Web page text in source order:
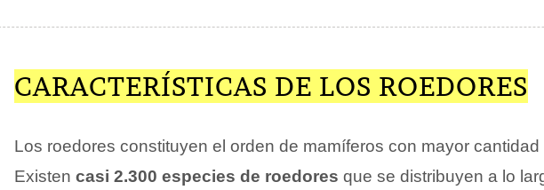
CARACTERÍSTICAS DE LOS ROEDORES
Los roedores constituyen el orden de mamíferos con mayor
Existen casi 2.300 especies de roedores que se distribuyen a lo